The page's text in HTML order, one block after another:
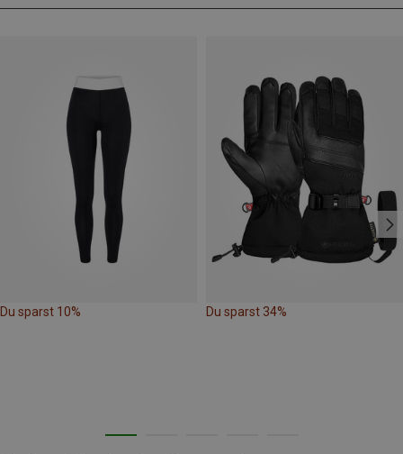
Du sparst 10% Du sparst 34%